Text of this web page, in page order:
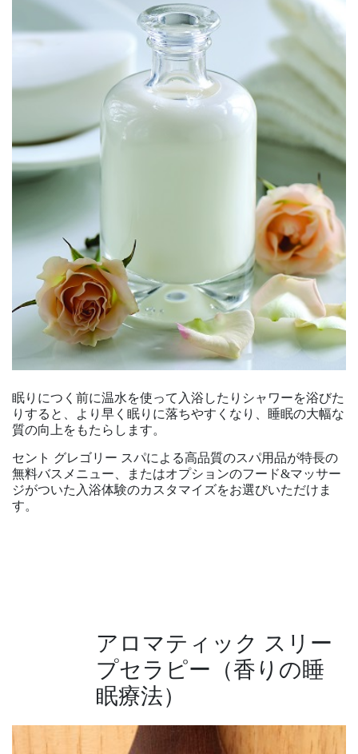
眠りにつく前に温水を使って入浴したりシャワーを浴びた
りすると、より早く眠りに落ちやすくなり、睡眠の大幅な
質の向上をもたらします。
セント グレゴリー スパによる高品質のスパ用品が特長の
無料バスメニュー、またはオプションのフード&マッサー
ジがついた入浴体験のカスタマイズをお選びいただけま
す。
アロマティック スリー
プセラピー（香りの睡
眠療法）